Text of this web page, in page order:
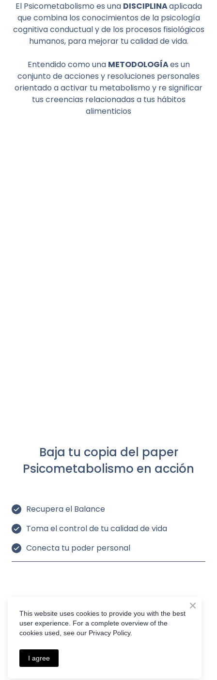
El Psicometabolismo es una DISCIPLINAaplicada
que combina los conocimientos de la psicología
cognitiva conductual y de los procesos fisiológicos
humanos, para mejorar tu calidad de vida.
Entendido como una METODOLOGÍAes un
conjunto de acciones y resoluciones personales
orientado a activar tu metabolismo y re significar
tus creencias relacionadas a tus hábitos
alimenticios
Baja tu copia del paper
Psicometabolismo en acción
Recupera el Balance
Toma el control de tu calidad de vida
Conecta tu poder personal
This website uses cookies to provide you with the best
user experience. For a complete overview of the
cookies used, see our Privacy Policy.
I agree